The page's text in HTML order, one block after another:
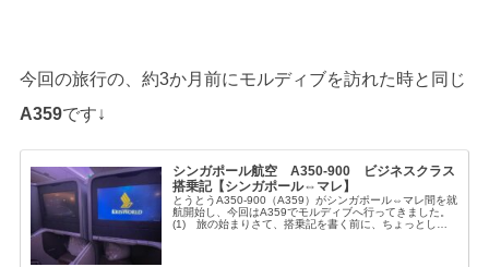
今回の旅行の、約3か月前にモルディブを訪れた時と同じ
A359です↓
シンガポール航空 A350-900 ビジネスクラス
搭乗記【シンガポール⇔マレ】
とうとうA350-900（A359）がシンガポール⇔マレ間を就
航開始し、今回はA359でモルディブへ行ってきました。
(1) 旅の始まりさて、搭乗記を書く前に、ちょっとした